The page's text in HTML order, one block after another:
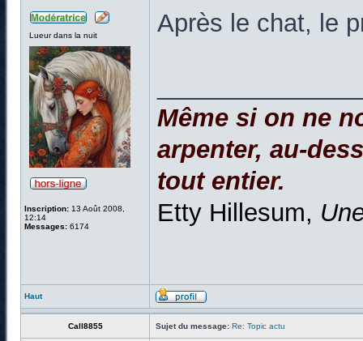
Lueur dans la nuit
Inscription: 13 Août 2008,
12:14
Messages: 6174
Après le chat, le
Même si on ne
arpenter, au-
tout entier.
Etty Hillesum,
Haut
Call8855 Sujet du message: Re: Topic actu